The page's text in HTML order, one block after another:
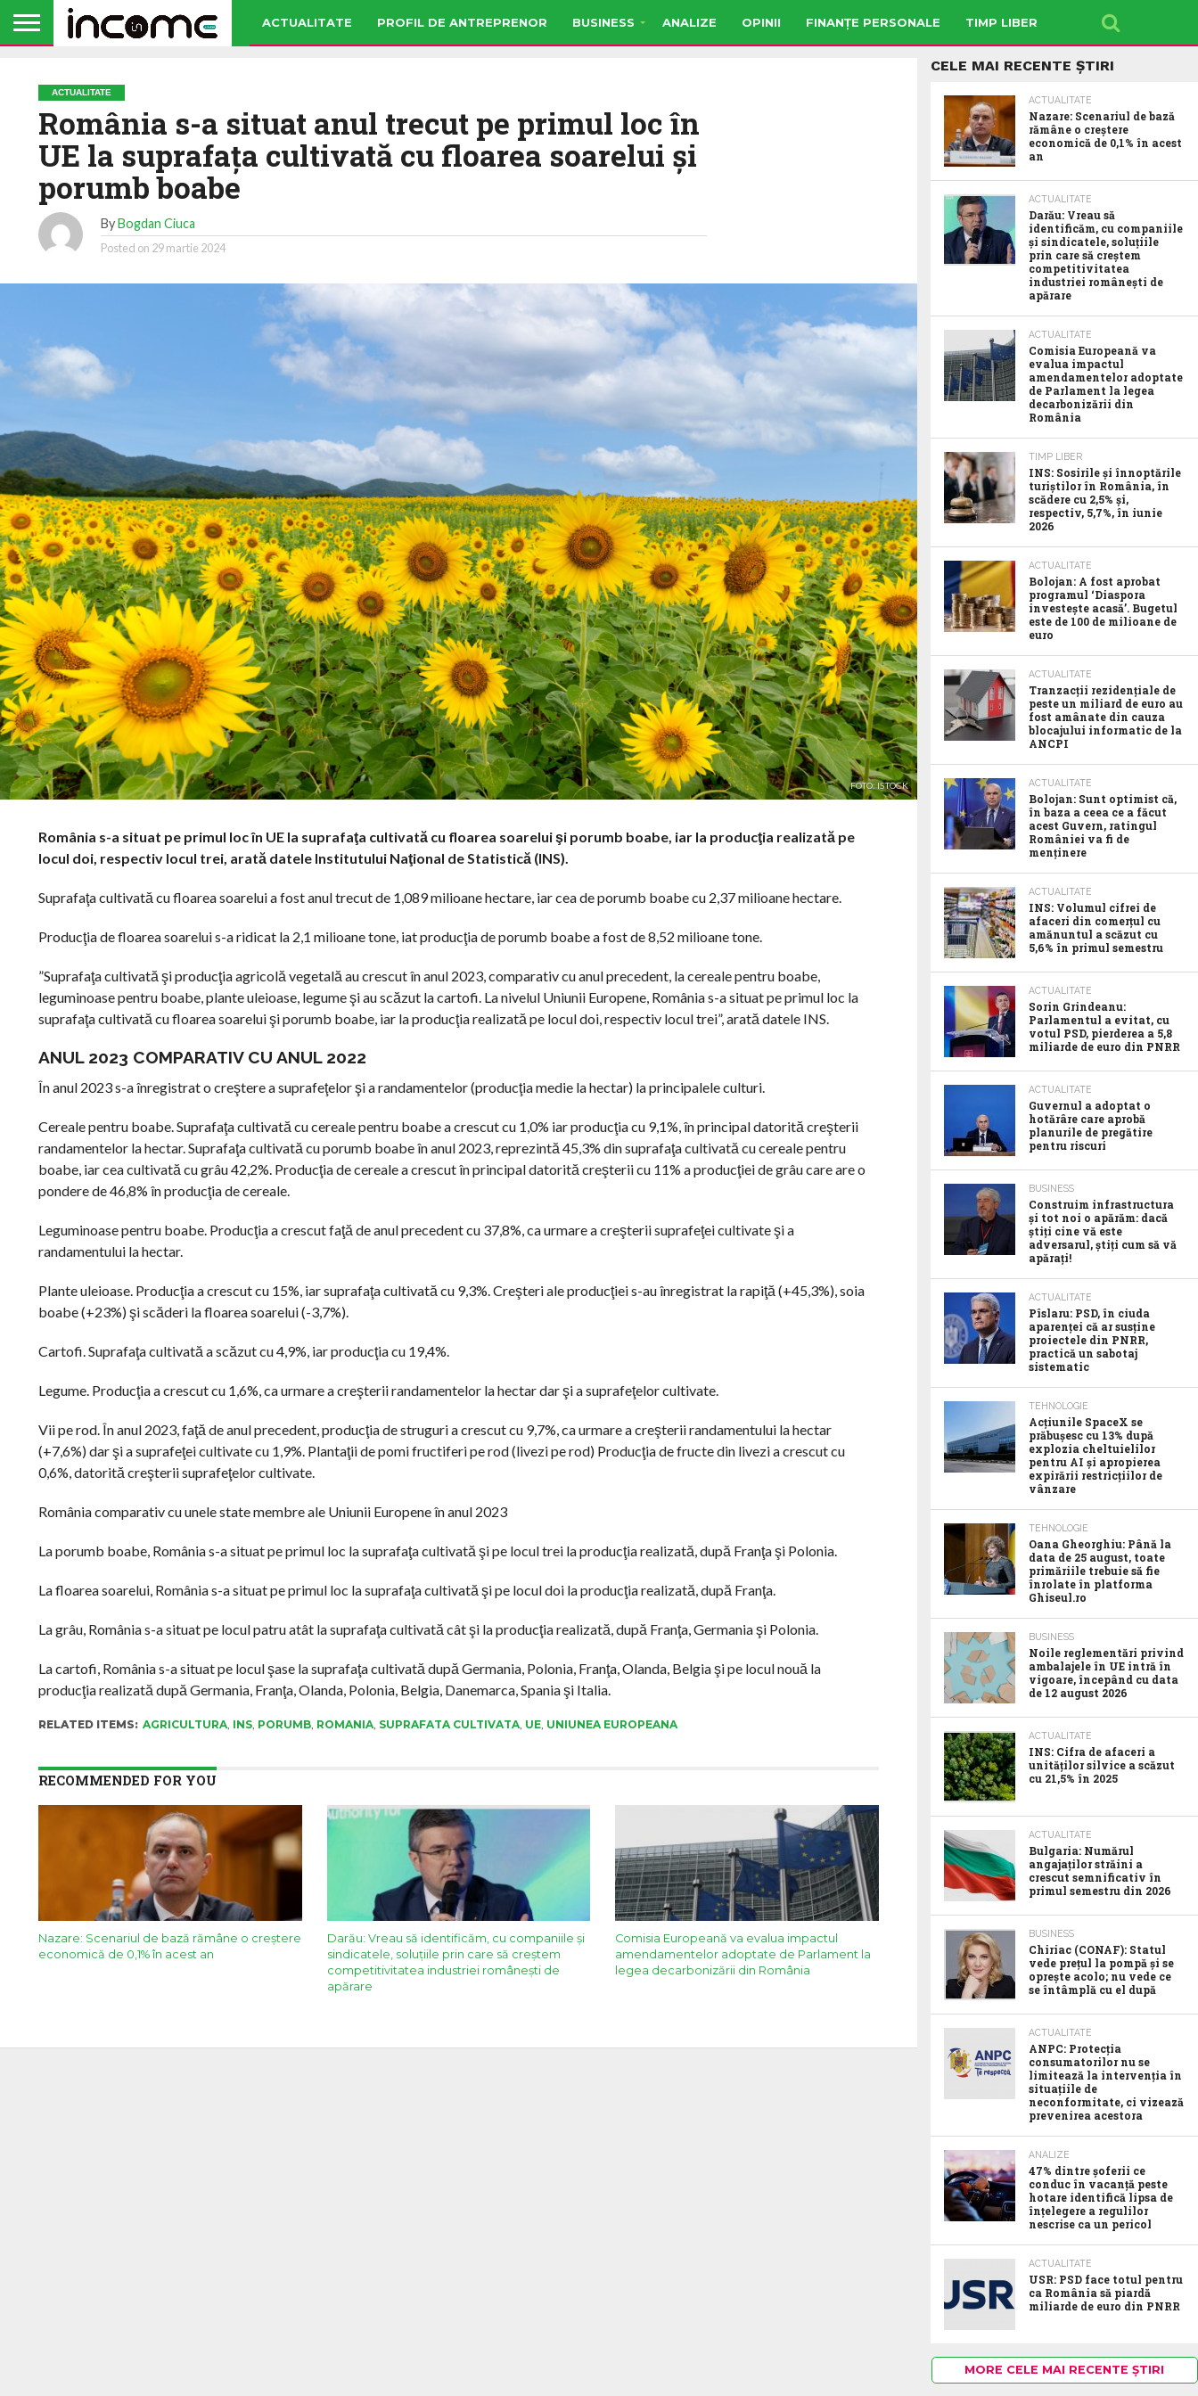
ACTUALITATE PROFIL DE ANTREPRENOR BUSINESS ANALIZE OPINII FINANȚE PERSONALE TIMP LIBER
ACTUALITATE
România s-a situat anul trecut pe primul loc în
UE la suprafaţa cultivată cu floarea soarelui şi
porumb boabe
ByBogdan Ciuca
Posted on 29 martie 2024
FOTO: ISTOCK
România s-a situat pe primul loc în UE la suprafaţa cultivată cu floarea soarelui şi porumb boabe, iar la producţia realizată pe
locul doi, respectiv locul trei, arată datele Institutului Naţional de Statistică (INS).
Suprafaţa cultivată cu floarea soarelui a fost anul trecut de 1,089 milioane hectare, iar cea de porumb boabe cu 2,37 milioane hectare.
Producţia de floarea soarelui s-a ridicat la 2,1 milioane tone, iat producţia de porumb boabe a fost de 8,52 milioane tone.
”Suprafaţa cultivată şi producţia agricolă vegetală au crescut în anul 2023, comparativ cu anul precedent, la cereale pentru boabe,
leguminoase pentru boabe, plante uleioase, legume şi au scăzut la cartofi. La nivelul Uniunii Europene, România s-a situat pe primul loc la
suprafaţa cultivată cu floarea soarelui şi porumb boabe, iar la producţia realizată pe locul doi, respectiv locul trei”, arată datele INS.
ANUL 2023 COMPARATIV CU ANUL 2022
În anul 2023 s-a înregistrat o creştere a suprafeţelor şi a randamentelor (producţia medie la hectar) la principalele culturi.
Cereale pentru boabe. Suprafaţa cultivată cu cereale pentru boabe a crescut cu 1,0% iar producţia cu 9,1%, în principal datorită creşterii
randamentelor la hectar. Suprafaţa cultivată cu porumb boabe în anul 2023, reprezintă 45,3% din suprafaţa cultivată cu cereale pentru
boabe, iar cea cultivată cu grâu 42,2%. Producţia de cereale a crescut în principal datorită creşterii cu 11% a producţiei de grâu care are o
pondere de 46,8% în producţia de cereale.
Leguminoase pentru boabe. Producţia a crescut faţă de anul precedent cu 37,8%, ca urmare a creşterii suprafeţei cultivate şi a
randamentului la hectar.
Plante uleioase. Producţia a crescut cu 15%, iar suprafaţa cultivată cu 9,3%. Creşteri ale producţiei s-au înregistrat la rapiţă (+45,3%), soia
boabe (+23%) şi scăderi la floarea soarelui (-3,7%).
Cartofi. Suprafaţa cultivată a scăzut cu 4,9%, iar producţia cu 19,4%.
Legume. Producţia a crescut cu 1,6%, ca urmare a creşterii randamentelor la hectar dar şi a suprafeţelor cultivate.
Vii pe rod. În anul 2023, faţă de anul precedent, producţia de struguri a crescut cu 9,7%, ca urmare a creşterii randamentului la hectar
(+7,6%) dar şi a suprafeţei cultivate cu 1,9%. Plantaţii de pomi fructiferi pe rod (livezi pe rod) Producţia de fructe din livezi a crescut cu
0,6%, datorită creşterii suprafeţelor cultivate.
România comparativ cu unele state membre ale Uniunii Europene în anul 2023
La porumb boabe, România s-a situat pe primul loc la suprafaţa cultivată şi pe locul trei la producţia realizată, după Franţa şi Polonia.
La floarea soarelui, România s-a situat pe primul loc la suprafaţa cultivată şi pe locul doi la producţia realizată, după Franţa.
La grâu, România s-a situat pe locul patru atât la suprafaţa cultivată cât şi la producţia realizată, după Franţa, Germania şi Polonia.
La cartofi, România s-a situat pe locul şase la suprafaţa cultivată după Germania, Polonia, Franţa, Olanda, Belgia şi pe locul nouă la
producţia realizată după Germania, Franţa, Olanda, Polonia, Belgia, Danemarca, Spania şi Italia.
RELATED ITEMS: AGRICULTURA, INS, PORUMB, ROMANIA, SUPRAFATA CULTIVATA, UE, UNIUNEA EUROPEANA
RECOMMENDED FOR YOU
Nazare: Scenariul de bază rămâne o creștere
economică de 0,1% în acest an
Darău: Vreau să identificăm, cu companiile și
sindicatele, soluțiile prin care să creștem
competitivitatea industriei românești de
apărare
Comisia Europeană va evalua impactul
amendamentelor adoptate de Parlament la
legea decarbonizării din România
CELE MAI RECENTE ȘTIRI
ACTUALITATE
Nazare: Scenariul de bază
rămâne o creștere
economică de 0,1% în acest
an
ACTUALITATE
Darău: Vreau să
identificăm, cu companiile
și sindicatele, soluțiile
prin care să creștem
competitivitatea
industriei românești de
apărare
ACTUALITATE
Comisia Europeană va
evalua impactul
amendamentelor adoptate
de Parlament la legea
decarbonizării din
România
TIMP LIBER
INS: Sosirile și înnoptările
turiștilor în România, în
scădere cu 2,5% și,
respectiv, 5,7%, în iunie
2026
ACTUALITATE
Bolojan: A fost aprobat
programul ‘Diaspora
investește acasă’. Bugetul
este de 100 de milioane de
euro
ACTUALITATE
Tranzacții rezidențiale de
peste un miliard de euro au
fost amânate din cauza
blocajului informatic de la
ANCPI
ACTUALITATE
Bolojan: Sunt optimist că,
în baza a ceea ce a făcut
acest Guvern, ratingul
României va fi de
menținere
ACTUALITATE
INS: Volumul cifrei de
afaceri din comerțul cu
amănuntul a scăzut cu
5,6% în primul semestru
ACTUALITATE
Sorin Grindeanu:
Parlamentul a evitat, cu
votul PSD, pierderea a 5,8
miliarde de euro din PNRR
ACTUALITATE
Guvernul a adoptat o
hotărâre care aprobă
planurile de pregătire
pentru riscuri
BUSINESS
Construim infrastructura
și tot noi o apărăm: dacă
știți cine vă este
adversarul, știți cum să vă
apărați!
ACTUALITATE
Pîslaru: PSD, în ciuda
aparenței că ar susține
proiectele din PNRR,
practică un sabotaj
sistematic
TEHNOLOGIE
Acţiunile SpaceX se
prăbuşesc cu 13% după
explozia cheltuielilor
pentru AI şi apropierea
expirării restricţiilor de
vânzare
TEHNOLOGIE
Oana Gheorghiu: Până la
data de 25 august, toate
primăriile trebuie să fie
înrolate în platforma
Ghiseul.ro
BUSINESS
Noile reglementări privind
ambalajele în UE intră în
vigoare, începând cu data
de 12 august 2026
ACTUALITATE
INS: Cifra de afaceri a
unităților silvice a scăzut
cu 21,5% în 2025
ACTUALITATE
Bulgaria: Numărul
angajaților străini a
crescut semnificativ în
primul semestru din 2026
BUSINESS
Chiriac (CONAF): Statul
vede prețul la pompă și se
oprește acolo; nu vede ce
se întâmplă cu el după
ACTUALITATE
ANPC: Protecția
consumatorilor nu se
limitează la intervenția în
situațiile de
neconformitate, ci vizează
prevenirea acestora
ANALIZE
47% dintre șoferii ce
conduc în vacanță peste
hotare identifică lipsa de
înțelegere a regulilor
nescrise ca un pericol
ACTUALITATE
USR: PSD face totul pentru
ca România să piardă
miliarde de euro din PNRR
MORE CELE MAI RECENTE ȘTIRI